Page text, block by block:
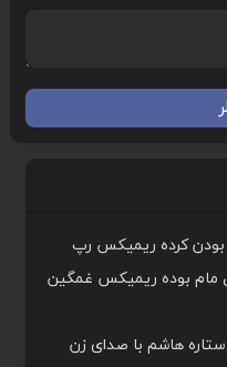
بودن کرده ریمیکس رپ
مام بوده ریمیکس غمگین
هاشم با صدای زن